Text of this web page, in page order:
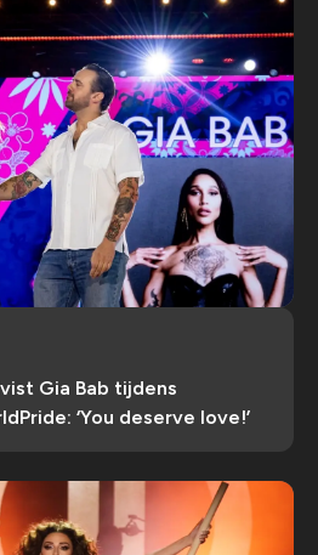
Gia Bab tijdens
‘You deserve love!’